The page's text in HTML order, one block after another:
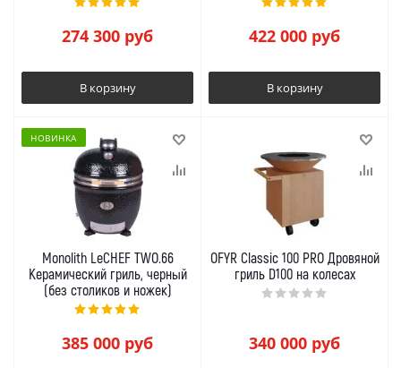
274 300 руб
В корзину
422 000 руб
В корзину
НОВИНКА
Monolith LeCHEF TWO.66
Керамический гриль, черный
(без столиков и ножек)
385 000 руб
OFYR Classic 100 PRO Дровяной
гриль D100 на колесах
340 000 руб